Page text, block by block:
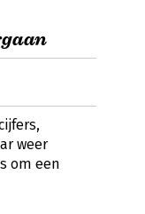
weer
om een